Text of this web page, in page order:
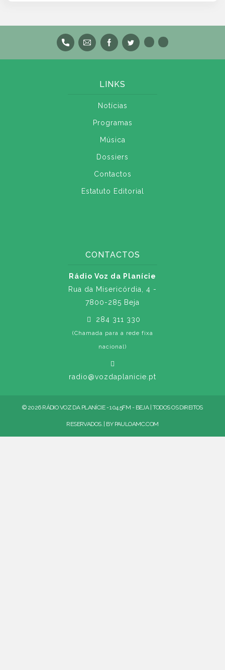
LINKS
Notícias
Programas
Música
Dossiers
Contactos
Estatuto Editorial
CONTACTOS
Rádio Voz da Planície
Rua da Misericórdia, 4 -
7800-285 Beja
284 311 330
(Chamada para a rede fixa
nacional)
radio@vozdaplanicie.pt
© 2026 RÁDIO VOZ DA PLANÍCIE - 104.5FM - BEJA | TODOS OS DIREITOS
RESERVADOS. | BY PAULOAMC.COM